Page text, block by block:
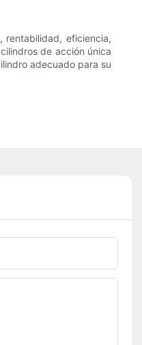
rentabilidad, eficiencia,
de acción única
adecuado para su